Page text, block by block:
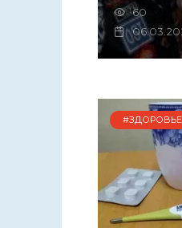
60
#ЗДОРОВЬЕ